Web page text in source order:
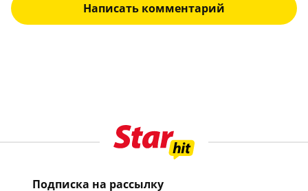
Написать комментарий
Подписка на рассылку